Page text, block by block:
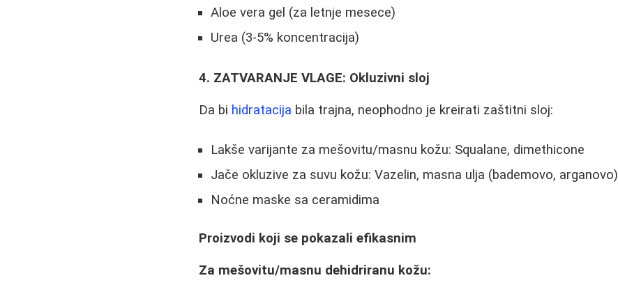
Aloe vera gel (za letnje mesece)
Urea (3-5% koncentracija)
4. ZATVARANJE VLAGE: Okluzivni sloj
Da bi hidratacija bila trajna, neophodno je kreirati zaštitni sloj:
Lakše varijante za mešovitu/masnu kožu: Squalane, dimethicone
Jače okluzive za suvu kožu: Vazelin, masna ulja (bademovo, arganovo)
Noćne maske sa ceramidima
Proizvodi koji se pokazali efikasnim
Za mešovitu/masnu dehidriranu kožu: